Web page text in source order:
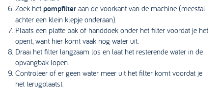
Zoek het pompfilter aan de voorkant van de machine (meestal
achter een klein klepje onderaan).
Plaats een platte bak of handdoek onder het filter voordat je het
opent, want hier komt vaak nog water uit.
Draai het filter langzaam los en laat het resterende water in de
opvangbak lopen.
Controleer of er geen water meer uit het filter komt voordat je
het terugplaatst.